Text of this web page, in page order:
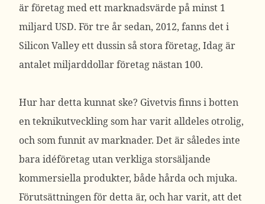
är företag med ett marknadsvärde på minst 1
miljard USD. För tre år sedan, 2012, fanns det i
Silicon Valley ett dussin så stora företag, Idag är
antalet miljarddollar företag nästan 100.
Hur har detta kunnat ske? Givetvis finns i botten
en teknikutveckling som har varit alldeles otrolig,
och som funnit av marknader. Det är således inte
bara idéföretag utan verkliga storsäljande
kommersiella produkter, både hårda och mjuka.
Förutsättningen för detta är, och har varit, att det